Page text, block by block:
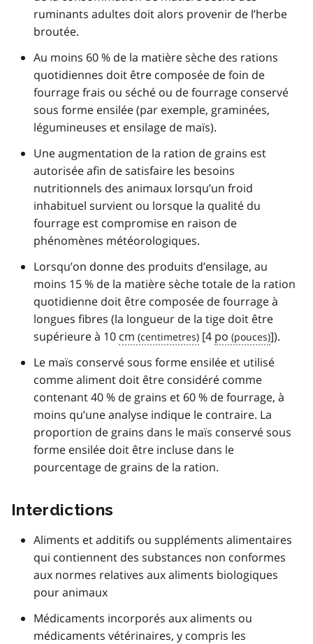
ruminants adultes doit alors provenir de l’herbe
broutée.
Au moins 60 % de la matière sèche des rations
quotidiennes doit être composée de foin de
fourrage frais ou séché ou de fourrage conservé
sous forme ensilée (par exemple, graminées,
légumineuses et ensilage de maïs).
Une augmentation de la ration de grains est
autorisée afin de satisfaire les besoins
nutritionnels des animaux lorsqu’un froid
inhabituel survient ou lorsque la qualité du
fourrage est compromise en raison de
phénomènes météorologiques.
Lorsqu’on donne des produits d’ensilage, au
moins 15 % de la matière sèche totale de la ration
quotidienne doit être composée de fourrage à
longues fibres (la longueur de la tige doit être
supérieure à 10 cm [4 po
]).
Le maïs conservé sous forme ensilée et utilisé
comme aliment doit être considéré comme
contenant 40 % de grains et 60 % de fourrage, à
moins qu’une analyse indique le contraire. La
proportion de grains dans le maïs conservé sous
forme ensilée doit être incluse dans le
pourcentage de grains de la ration.
Interdictions
Aliments et additifs ou suppléments alimentaires
qui contiennent des substances non conformes
aux normes relatives aux aliments biologiques
pour animaux
Médicaments incorporés aux aliments ou
médicaments vétérinaires, y compris les